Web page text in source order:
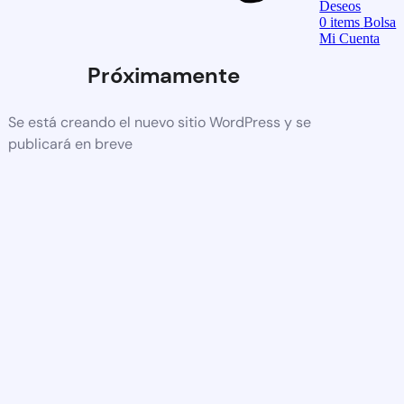
Próximamente
Se está creando el nuevo sitio WordPress y se
publicará en breve
Deseos
0items Bolsa
Mi Cuenta